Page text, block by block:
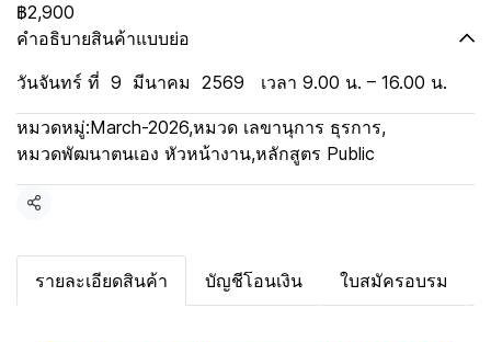
฿2,900
คำอธิบายสินค้าแบบย่อ
วันจันทร์ ที่ 9 มีนาคม 2569 เวลา 9.00 น. – 16.00 น.
หมวดหมู่:March-2026,หมวด เลขานุการ ธุรการ,
หมวดพัฒนาตนเอง หัวหน้างาน,หลักสูตร Public
แชร์
รายละเอียดสินค้า บัญชีโอนเงิน ใบสมัครอบรม